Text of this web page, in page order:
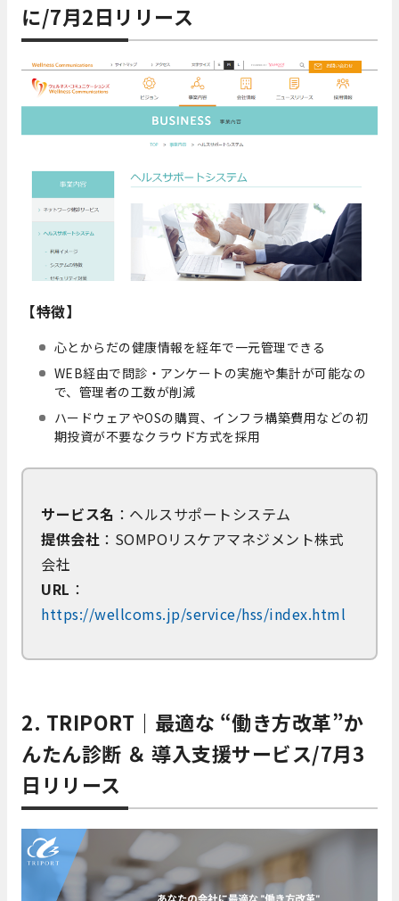
に/7月2日リリース
【特徴】
心とからだの健康情報を経年で一元管理できる
WEB経由で問診・アンケートの実施や集計が可能なの
で、管理者の工数が削減
ハードウェアやOSの購買、インフラ構築費用などの初
期投資が不要なクラウド方式を採用
サービス名 ：ヘルスサポートシステム
提供会社 ：SOMPOリスケアマネジメント株式
会社
URL ：
https://wellcoms.jp/service/hss/index.html
2. TRIPORT｜最適な “働き方改革”か
んたん診断 ＆ 導入支援サービス/7月3
日リリース